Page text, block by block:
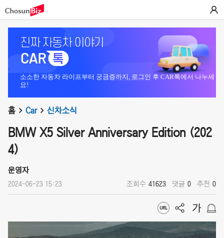
소소한 자동차 라이프부터 궁금증까지, 로그인 후 CAR톡에서 나누세
요!
홈 Car 신차소식
BMW X5 Silver Anniversary Edition (202
4)
운영자
2024-06-23 15:23 조회수 41623 댓글 0 추천 0